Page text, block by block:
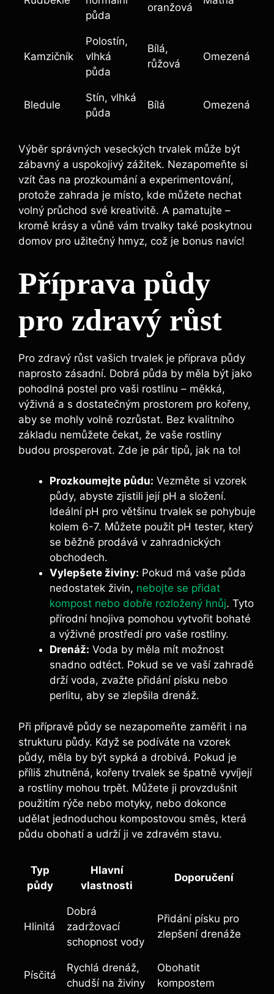
půda
oranžová
Kamzičník
Polostín,
vlhká
půda
Bílá,
růžová
Omezená
Bledule
Stín, vlhká
půda
Bílá Omezená
Výběr správných veseckých trvalek může být
zábavný a uspokojivý zážitek. Nezapomeňte si
vzít čas na prozkoumání a experimentování,
protože zahrada je místo, kde můžete nechat
volný průchod své kreativitě. A pamatujte –
kromě krásy a vůně vám trvalky také poskytnou
domov pro užitečný hmyz, což je bonus navíc!
Příprava půdy
pro zdravý růst
Pro zdravý růst vašich trvalek je příprava půdy
naprosto zásadní. Dobrá půda by měla být jako
pohodlná postel pro vaši rostlinu – měkká,
výživná a s dostatečným prostorem pro kořeny,
aby se mohly volně rozrůstat. Bez kvalitního
základu nemůžete čekat, že vaše rostliny
budou prosperovat. Zde je pár tipů, jak na to!
Prozkoumejte půdu: Vezměte si vzorek
půdy, abyste zjistili její pH a složení.
Ideální pH pro většinu trvalek se pohybuje
kolem 6-7. Můžete použít pH tester, který
se běžně prodává v zahradnických
obchodech.
Vylepšete živiny: Pokud má vaše půda
nedostatek živin, nebojte se přidat
kompost nebo dobře rozložený hnůj. Tyto
přírodní hnojiva pomohou vytvořit bohaté
a výživné prostředí pro vaše rostliny.
Drenáž: Voda by měla mít možnost
snadno odtéct. Pokud se ve vaší zahradě
drží voda, zvažte přidání písku nebo
perlitu, aby se zlepšila drenáž.
Při přípravě půdy se nezapomeňte zaměřit i na
strukturu půdy. Když se podíváte na vzorek
půdy, měla by být sypká a drobivá. Pokud je
příliš zhutněná, kořeny trvalek se špatně vyvíjejí
a rostliny mohou trpět. Můžete ji provzdušnit
použitím rýče nebo motyky, nebo dokonce
udělat jednoduchou kompostovou směs, která
půdu obohatí a udrží ji ve zdravém stavu.
Typ
půdy
Hlavní
vlastnosti
Doporučení
Hlinitá
Dobrá
zadržovací
schopnost vody
Přidání písku pro
zlepšení drenáže
Písčitá
Rychlá drenáž,
chudší na živiny
Obohatit
kompostem